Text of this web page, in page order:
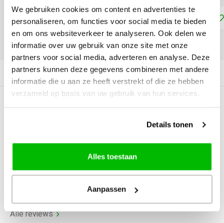
We gebruiken cookies om content en advertenties te
personaliseren, om functies voor social media te bieden
en om ons websiteverkeer te analyseren. Ook delen we
informatie over uw gebruik van onze site met onze
partners voor social media, adverteren en analyse. Deze
partners kunnen deze gegevens combineren met andere
informatie die u aan ze heeft verstrekt of die ze hebben
verzameld op basis van uw gebruik van hun services.
Details tonen
Alles toestaan
Aanpassen
Toevoegen aan winkelwagen
DELEN:
Productomschrijving
Alle reviews